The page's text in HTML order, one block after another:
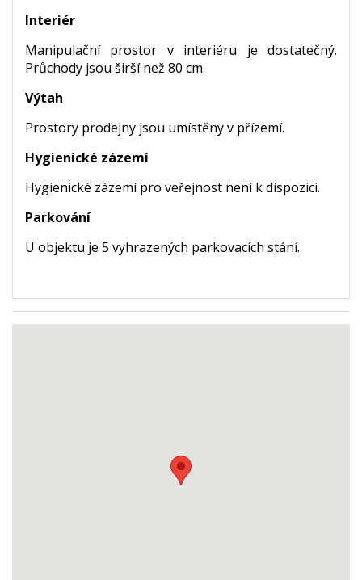
Interiér
Manipulační prostor v interiéru je dostatečný.
Průchody jsou širší než 80 cm.
Výtah
Prostory prodejny jsou umístěny v přízemí.
Hygienické zázemí
Hygienické zázemí pro veřejnost není k dispozici.
Parkování
U objektu je 5 vyhrazených parkovacích stání.